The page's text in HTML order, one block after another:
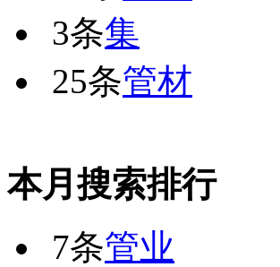
3条集
25条管材
本月搜索排行
7条管业